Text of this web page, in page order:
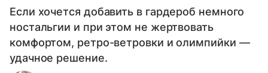
Если хочется добавить в гардероб немного
ностальгии и при этом не жертвовать
комфортом, ретро-ветровки и олимпийки —
удачное решение.